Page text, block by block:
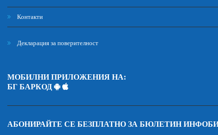
Контакти
Декларация за поверителност
МОБИЛНИ ПРИЛОЖЕНИЯ НА:
БГ БАРКОД
АБОНИРАЙТЕ СЕ БЕЗПЛАТНО ЗА БЮЛЕТИН